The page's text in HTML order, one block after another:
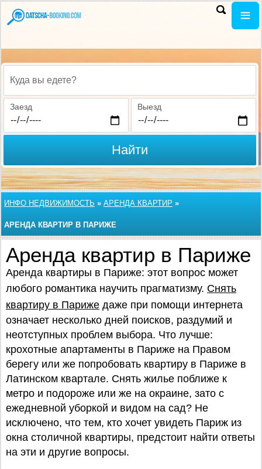
Куда вы едете?
Заезд Выезд
Найти
ИНФО НЕДВИЖИМОСТЬ » АРЕНДА КВАРТИР »
АРЕНДА КВАРТИР В ПАРИЖЕ
Аренда квартир в Париже
Аренда квартиры в Париже: этот вопрос может
любого романтика научить прагматизму. Снять
квартиру в Париже даже при помощи интернета
означает несколько дней поисков, раздумий и
неотступных проблем выбора. Что лучше:
крохотные апартаменты в Париже на Правом
берегу или же попробовать квартиру в Париже в
Латинском квартале. Снять жилье поближе к
метро и подороже или же на окраине, зато с
ежедневной уборкой и видом на сад? Не
исключено, что тем, кто хочет увидеть Париж из
окна столичной квартиры, предстоит найти ответы
на эти и другие вопросы.